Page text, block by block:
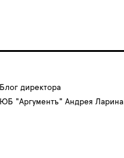
Блог директора
ЮБ "Аргументъ" Андрея Ларина